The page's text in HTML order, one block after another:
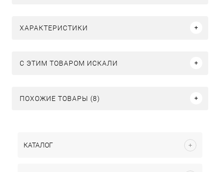
ХАРАКТЕРИСТИКИ
C ЭТИМ ТОВАРОМ ИСКАЛИ
ПОХОЖИЕ ТОВАРЫ (8)
КАТАЛОГ